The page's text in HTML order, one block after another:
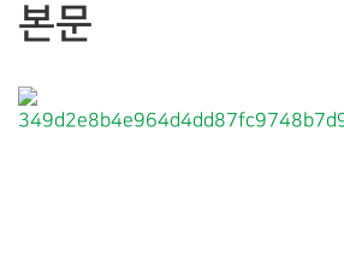
본문